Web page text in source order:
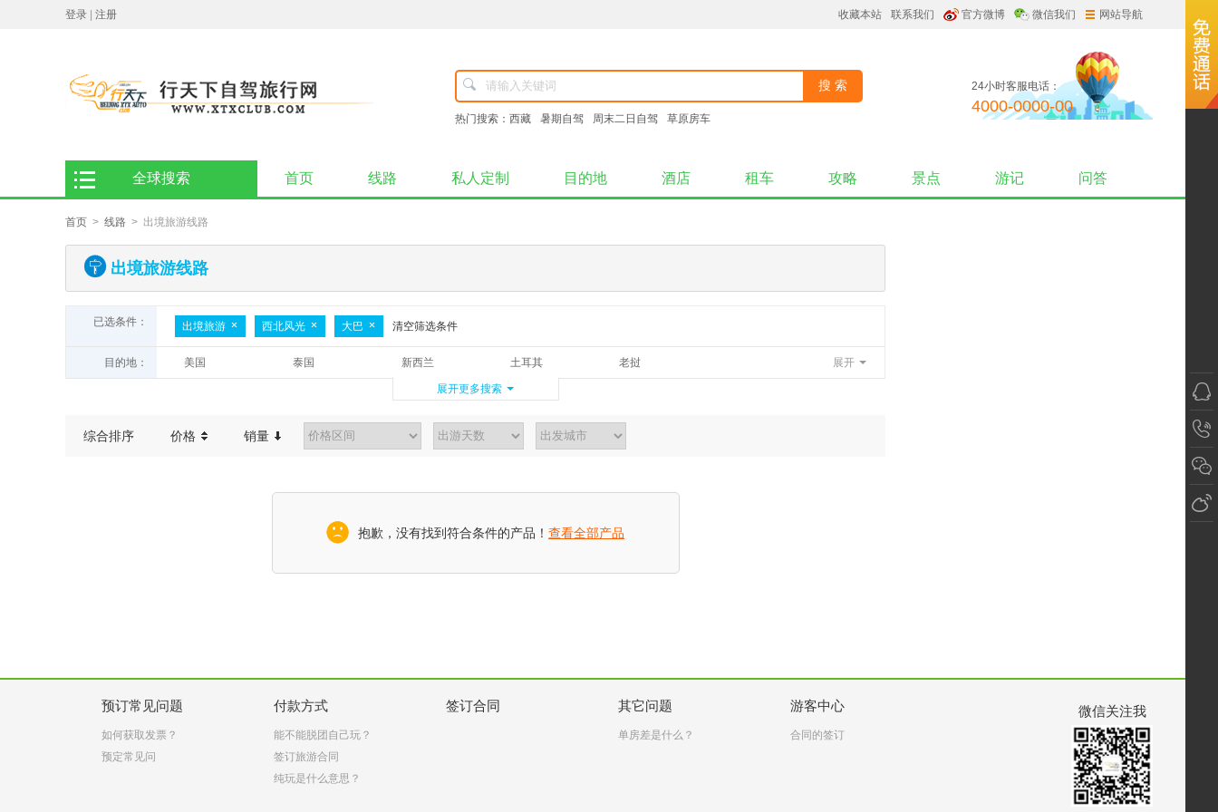
登录 注册 收藏本站 联系我们 官方微博 微信我们 网站导航
热门搜索： 西藏 暑期自驾 周末二日自驾 草原房车
24小时客服电话：
4000-0000-00
全球搜索 首页 线路 私人定制 目的地 酒店 租车 攻略 景点 游记 问答
首页 > 线路 > 出境旅游线路
出境旅游线路
已选条件： 出境旅游 西北风光 大巴 清空筛选条件
目的地： 美国 泰国 新西兰 土耳其
老挝
展开
展开更多搜索
综合排序 价格 销量
抱歉，没有找到符合条件的产品！ 查看全部产品
预订常见问题
如何获取发票？
预定常见问
付款方式
能不能脱团自己玩？
签订旅游合同
纯玩是什么意思？
签订合同 其它问题
单房差是什么？
游客中心
合同的签订
微信关注我